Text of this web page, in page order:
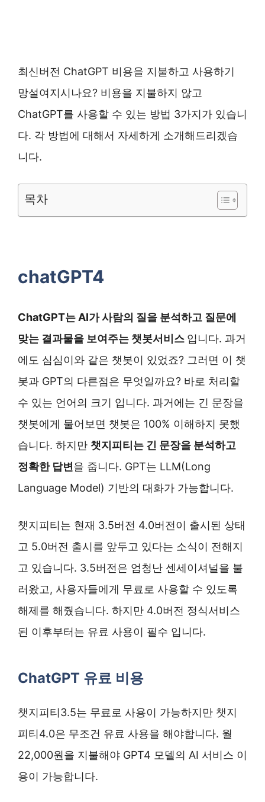
최신버전 ChatGPT 비용을 지불하고 사용하기
망설여지시나요? 비용을 지불하지 않고
ChatGPT를 사용할 수 있는 방법 3가지가 있습니
다. 각 방법에 대해서 자세하게 소개해드리겠습
니다.
목차
chatGPT4
ChatGPT는 AI가 사람의 질을 분석하고 질문에
맞는 결과물을 보여주는 챗봇서비스 입니다. 과거
에도 심심이와 같은 챗봇이 있었죠? 그러면 이 챗
봇과 GPT의 다른점은 무엇일까요? 바로 처리할
수 있는 언어의 크기 입니다. 과거에는 긴 문장을
챗봇에게 물어보면 챗봇은 100% 이해하지 못했
습니다. 하지만 챗지피티는 긴 문장을 분석하고
정확한 답변을 줍니다. GPT는 LLM(Long
Language Model) 기반의 대화가 가능합니다.
챗지피티는 현재 3.5버전 4.0버전이 출시된 상태
고 5.0버전 출시를 앞두고 있다는 소식이 전해지
고 있습니다. 3.5버전은 엄청난 센세이셔널을 불
러왔고, 사용자들에게 무료로 사용할 수 있도록
해제를 해줬습니다. 하지만 4.0버전 정식서비스
된 이후부터는 유료 사용이 필수 입니다.
ChatGPT 유료 비용
챗지피티3.5는 무료로 사용이 가능하지만 챗지
피티4.0은 무조건 유료 사용을 해야합니다. 월
22,000원을 지불해야 GPT4 모델의 AI 서비스 이
용이 가능합니다.